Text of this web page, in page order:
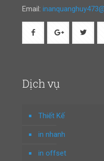
Email:
Dịch vụ
Thiết Kế
in nhanh
in offset